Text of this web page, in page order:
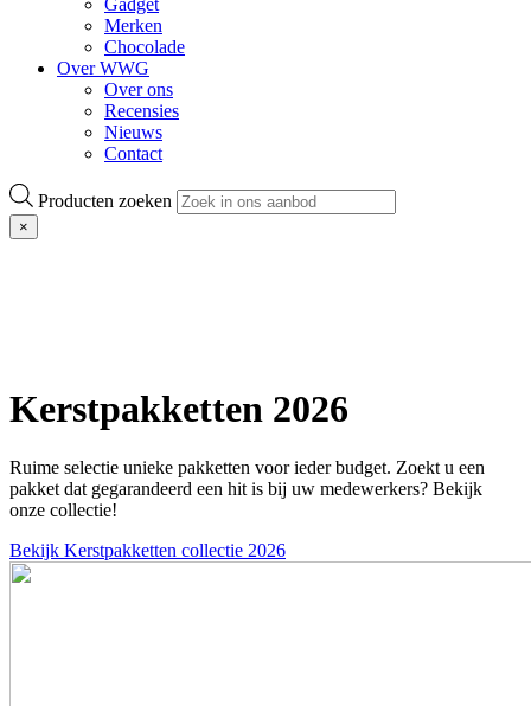
Gadget
Merken
Chocolade
Over WWG
Over ons
Recensies
Nieuws
Contact
Producten zoeken
×
Kerstpakketten 2026
Ruime selectie unieke pakketten voor ieder budget. Zoekt u een
pakket dat gegarandeerd een hit is bij uw medewerkers? Bekijk
onze collectie!
Bekijk Kerstpakketten collectie 2026